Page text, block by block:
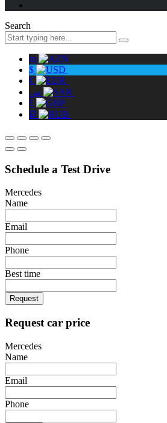
Search
m
$
€
س
£
Ք
Schedule a Test Drive
Mercedes
Name
Email
Phone
Best time
Request
Request car price
Mercedes
Name
Email
Phone